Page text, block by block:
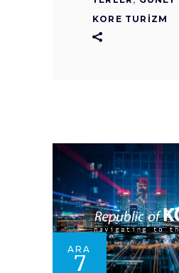
KORE TURIZM
ARA
7